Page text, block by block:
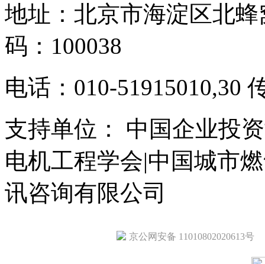
地址：北京市海淀区北
码：100038
电话：010-51915010,30
支持单位： 中国企业投
电机工程学会|中国城市
讯咨询有限公司
京公网安备 11010802020613号